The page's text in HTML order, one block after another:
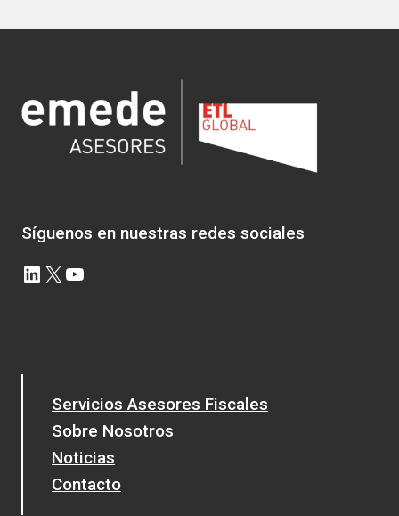
Síguenos en nuestras redes sociales
LinkedIn
X YouTube
Servicios Asesores Fiscales
Sobre Nosotros
Noticias
Contacto